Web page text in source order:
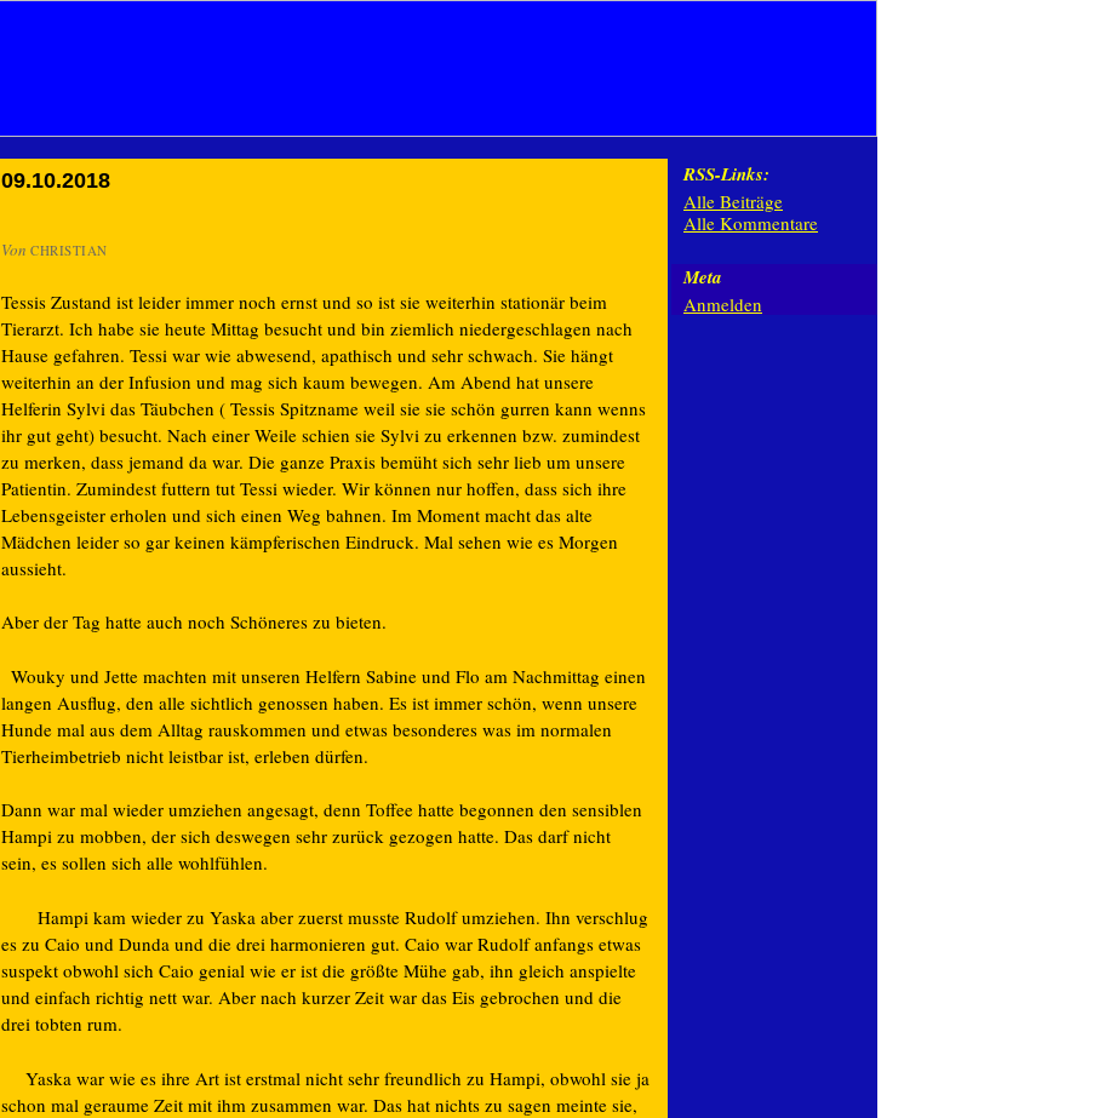
09.10.2018
Von CHRISTIAN
Tessis Zustand ist leider immer noch ernst und so ist sie weiterhin stationär beim
Tierarzt. Ich habe sie heute Mittag besucht und bin ziemlich niedergeschlagen nach
Hause gefahren. Tessi war wie abwesend, apathisch und sehr schwach. Sie hängt
weiterhin an der Infusion und mag sich kaum bewegen. Am Abend hat unsere
Helferin Sylvi das Täubchen ( Tessis Spitzname weil sie sie schön gurren kann wenns
ihr gut geht) besucht. Nach einer Weile schien sie Sylvi zu erkennen bzw. zumindest
zu merken, dass jemand da war. Die ganze Praxis bemüht sich sehr lieb um unsere
Patientin. Zumindest futtern tut Tessi wieder. Wir können nur hoffen, dass sich ihre
Lebensgeister erholen und sich einen Weg bahnen. Im Moment macht das alte
Mädchen leider so gar keinen kämpferischen Eindruck. Mal sehen wie es Morgen
aussieht.
Aber der Tag hatte auch noch Schöneres zu bieten.
Wouky und Jette machten mit unseren Helfern Sabine und Flo am Nachmittag einen
langen Ausflug, den alle sichtlich genossen haben. Es ist immer schön, wenn unsere
Hunde mal aus dem Alltag rauskommen und etwas besonderes was im normalen
Tierheimbetrieb nicht leistbar ist, erleben dürfen.
Dann war mal wieder umziehen angesagt, denn Toffee hatte begonnen den sensiblen
Hampi zu mobben, der sich deswegen sehr zurück gezogen hatte. Das darf nicht
sein, es sollen sich alle wohlfühlen.
Hampi kam wieder zu Yaska aber zuerst musste Rudolf umziehen. Ihn verschlug
es zu Caio und Dunda und die drei harmonieren gut. Caio war Rudolf anfangs etwas
suspekt obwohl sich Caio genial wie er ist die größte Mühe gab, ihn gleich anspielte
und einfach richtig nett war. Aber nach kurzer Zeit war das Eis gebrochen und die
drei tobten rum.
Yaska war wie es ihre Art ist erstmal nicht sehr freundlich zu Hampi, obwohl sie ja
schon mal geraume Zeit mit ihm zusammen war. Das hat nichts zu sagen meinte sie,
RSS-Links:
Alle Beiträge
Alle Kommentare
Meta
Anmelden